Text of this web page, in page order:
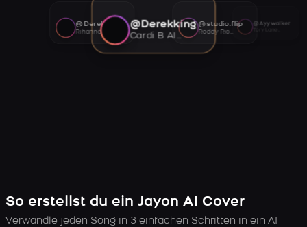
@Derekking
Cardi B AI voice
@studio.flip
Roddy Ricch AI voice
@Ayywalker
@Derekking
Rihanna AI voice
So erstellst du ein Jayon AI Cover
Verwandle jeden Song in 3 einfachen Schritten in ein AI